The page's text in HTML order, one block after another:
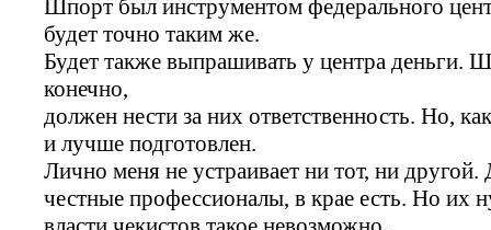
Шпорт был инструментом федерального
будет точно таким же.
Будет также выпрашивать у центра деньги.
конечно,
должен нести за них ответственность. Но,
и лучше подготовлен.
Лично меня не устраивает ни тот, ни
честные профессионалы, в крае есть. Но их